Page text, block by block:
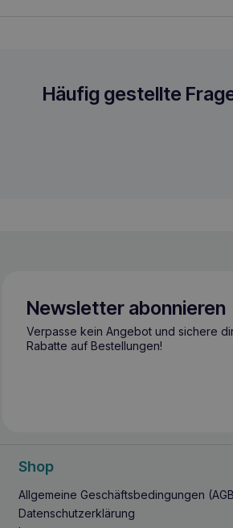
Häufig gestellte
Newsletter abonnieren
Verpasse kein Angebot und sichere
Rabatte auf Bestellungen!
Shop
Allgemeine Geschäftsbedingungen
Datenschutzerklärung